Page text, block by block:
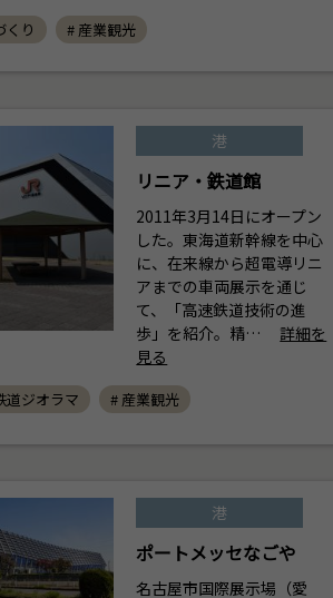
くり # 産業観光
港
リニア・鉄道館
2011年3月14日にオープン
した。東海道新幹線を中心
に、在来線から超電導リニ
アまでの車両展示を通じ
て、「高速鉄道技術の進
歩」を紹介。精…
詳細を
見る
道ジオラマ # 産業観光
港
ポートメッセなごや
名古屋市国際展示場（愛